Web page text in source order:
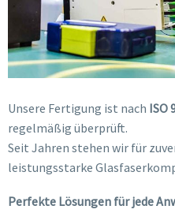
Unsere Fertigung ist nach ISO
regelmäßig überprüft.
Seit Jahren stehen wir für
leistungsstarke
Perfekte Lösungen für jede